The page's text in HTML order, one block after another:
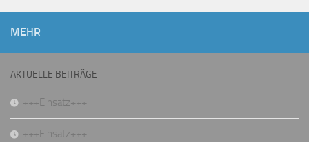
MEHR
AKTUELLE BEITRÄGE
+++Einsatz+++
+++Einsatz+++